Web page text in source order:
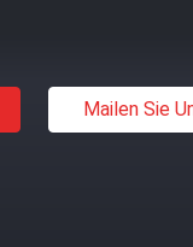
Mailen Sie